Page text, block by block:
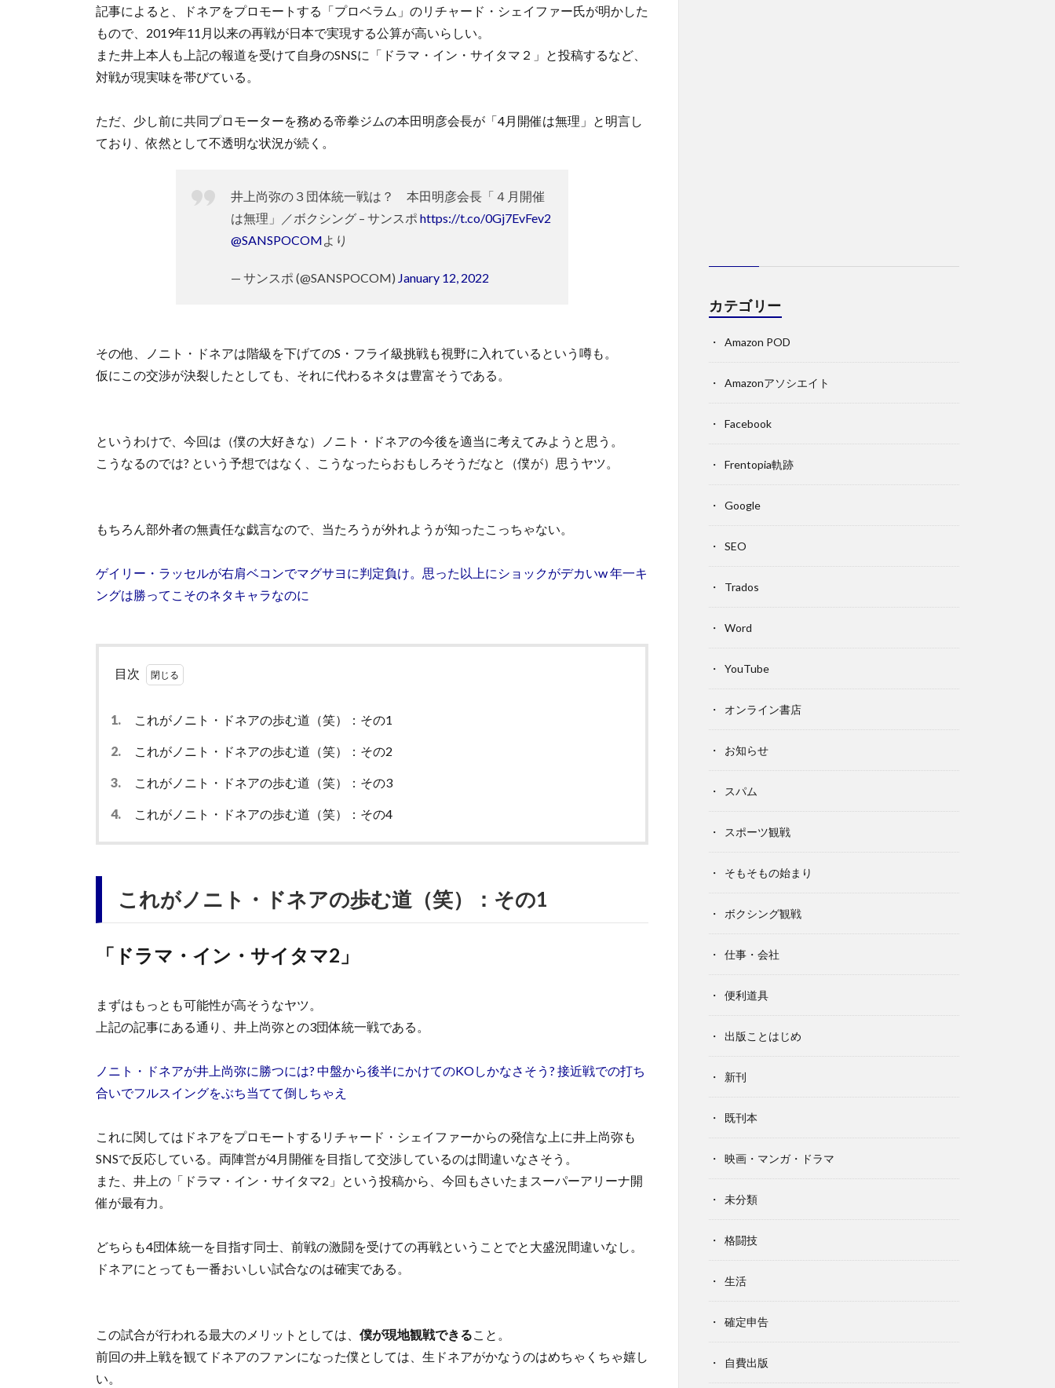
記事によると、ドネアをプロモートする「プロベラム」のリチャード・シェイファー氏が明かした
もので、2019年11月以来の再戦が日本で実現する公算が高いらしい。
また井上本人も上記の報道を受けて自身のSNSに「ドラマ・イン・サイタマ２」と投稿するなど、
対戦が現実味を帯びている。
ただ、少し前に共同プロモーターを務める帝拳ジムの本田明彦会長が「4月開催は無理」と明言し
ており、依然として不透明な状況が続く。
井上尚弥の３団体統一戦は？ 本田明彦会長「４月開催
は無理」／ボクシング – サンスポ https://t.co/0Gj7EvFev2
@SANSPOCOM より
— サンスポ (@SANSPOCOM) January 12, 2022
その他、ノニト・ドネアは階級を下げてのS・フライ級挑戦も視野に入れているという噂も。
仮にこの交渉が決裂したとしても、それに代わるネタは豊富そうである。
というわけで、今回は（僕の大好きな）ノニト・ドネアの今後を適当に考えてみようと思う。
こうなるのでは? という予想ではなく、こうなったらおもしろそうだなと（僕が）思うヤツ。
もちろん部外者の無責任な戯言なので、当たろうが外れようが知ったこっちゃない。
ゲイリー・ラッセルが右肩ベコンでマグサヨに判定負け。思った以上にショックがデカいw 年一キ
ングは勝ってこそのネタキャラなのに
目次
1. これがノニト・ドネアの歩む道（笑）：その1
2. これがノニト・ドネアの歩む道（笑）：その2
3. これがノニト・ドネアの歩む道（笑）：その3
4. これがノニト・ドネアの歩む道（笑）：その4
これがノニト・ドネアの歩む道（笑）：その1
「ドラマ・イン・サイタマ2」
まずはもっとも可能性が高そうなヤツ。
上記の記事にある通り、井上尚弥との3団体統一戦である。
ノニト・ドネアが井上尚弥に勝つには? 中盤から後半にかけてのKOしかなさそう? 接近戦での打ち
合いでフルスイングをぶち当てて倒しちゃえ
これに関してはドネアをプロモートするリチャード・シェイファーからの発信な上に井上尚弥も
SNSで反応している。両陣営が4月開催を目指して交渉しているのは間違いなさそう。
また、井上の「ドラマ・イン・サイタマ2」という投稿から、今回もさいたまスーパーアリーナ開
催が最有力。
どちらも4団体統一を目指す同士、前戦の激闘を受けての再戦ということでと大盛況間違いなし。
ドネアにとっても一番おいしい試合なのは確実である。
この試合が行われる最大のメリットとしては、 僕が現地観戦できる こと。
前回の井上戦を観てドネアのファンになった僕としては、生ドネアがかなうのはめちゃくちゃ嬉し
い。
カテゴリー
Amazon POD
Amazonアソシエイト
Facebook
Frentopia軌跡
Google
SEO
Trados
Word
YouTube
オンライン書店
お知らせ
スパム
スポーツ観戦
そもそもの始まり
ボクシング観戦
仕事・会社
便利道具
出版ことはじめ
新刊
既刊本
映画・マンガ・ドラマ
未分類
格闘技
生活
確定申告
自費出版